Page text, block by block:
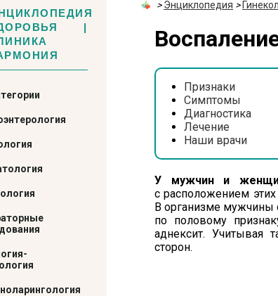
>Энциклопедия >
Признаки
Симптомы
Диагностика
Лечение
Наши врачи
У мужчин и
с расположением
В организме мужчины
по половому
аднексит. Учитывая
сторон.
|